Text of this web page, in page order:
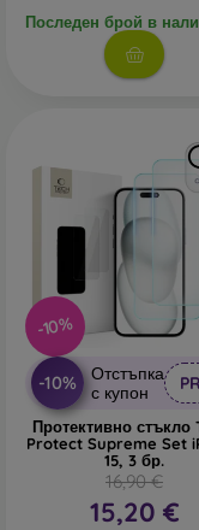
Последен брой в
-10%
-10%
Отстъпка
с купон
Протективно стъкло
Protect Supreme Set
15, 3 бр.
16,90 €
15,20 €